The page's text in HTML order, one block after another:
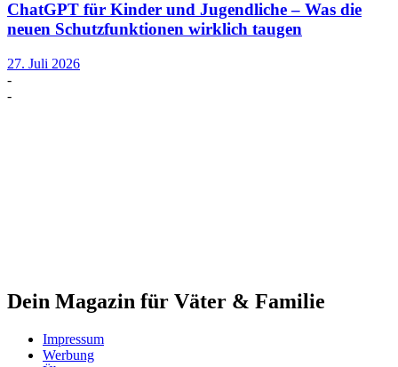
ChatGPT für Kinder und Jugendliche – Was die
neuen Schutzfunktionen wirklich taugen
27. Juli 2026
-
-
Dein Magazin für Väter & Familie
Impressum
Werbung